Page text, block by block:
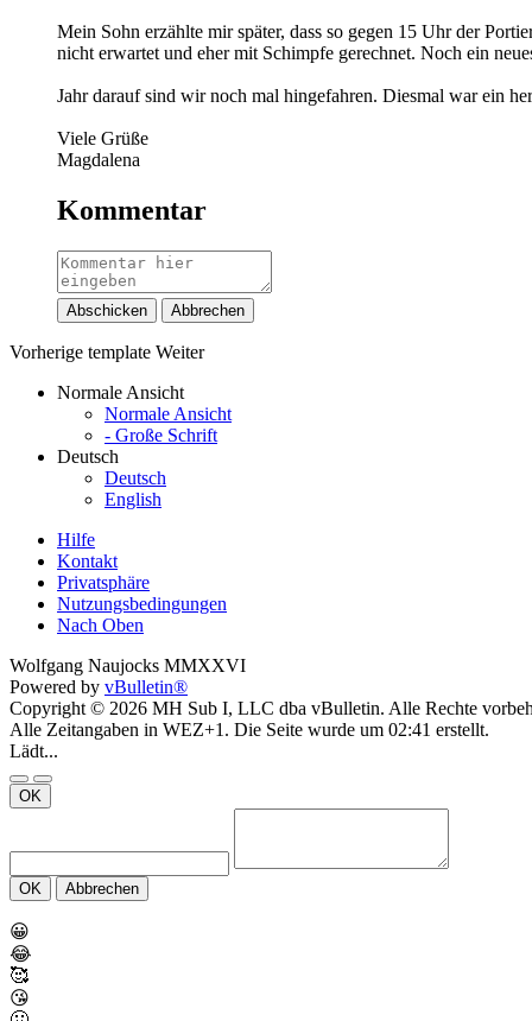
Mein Sohn erzählte mir später, dass so gegen 15 Uhr der
nicht erwartet und eher mit Schimpfe gerechnet. Noch ein
Jahr darauf sind wir noch mal hingefahren. Diesmal war ein
Viele Grüße
Magdalena
Kommentar
Abschicken Abbrechen
Vorherige template Weiter
Normale Ansicht
Normale Ansicht
- Große Schrift
Deutsch
Deutsch
English
Hilfe
Kontakt
Privatsphäre
Nutzungsbedingungen
Nach Oben
Wolfgang Naujocks MMXXVI
Powered by vBulletin®
Copyright © 2026 MH Sub I, LLC dba vBulletin. Alle Rechte
Alle Zeitangaben in WEZ+1. Die Seite wurde um 02:41 erstellt.
Lädt...
OK
OK Abbrechen
😀
😂
🥰
😘